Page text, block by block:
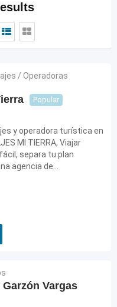
/ Operadoras
Popular
y operadora turística en
MI TIERRA, Viajar
separa tu plan
agencia de…
Vargas